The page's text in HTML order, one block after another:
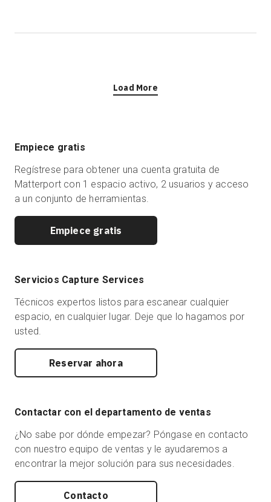
Load More
Empiece gratis
Regístrese para obtener una cuenta gratuita de
Matterport con 1 espacio activo, 2 usuarios y acceso
a un conjunto de herramientas.
Empiece gratis
Servicios Capture Services
Técnicos expertos listos para escanear cualquier
espacio, en cualquier lugar. Deje que lo hagamos por
usted.
Reservar ahora
Contactar con el departamento de ventas
¿No sabe por dónde empezar? Póngase en contacto
con nuestro equipo de ventas y le ayudaremos a
encontrar la mejor solución para sus necesidades.
Contacto